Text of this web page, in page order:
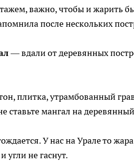
важно, чтобы и жарить
после нескольких
— вдали от деревянных
плитка, утрамбованный
ставьте мангал на
У нас на Урале то
угли не гаснут.